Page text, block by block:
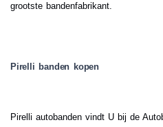
grootste bandenfabrikant.
Pirelli banden kopen
Pirelli autobanden vindt U bij de